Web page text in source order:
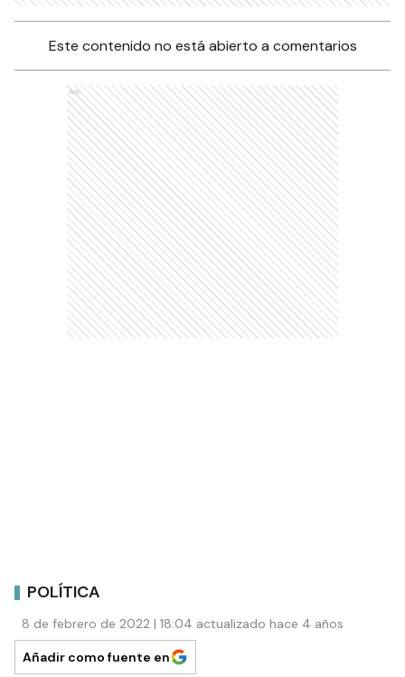
Este contenido no está abierto a comentarios
Ads
POLÍTICA
8 de febrero de 2022 | 18:04 actualizado hace 4 años
Añadir como fuente en